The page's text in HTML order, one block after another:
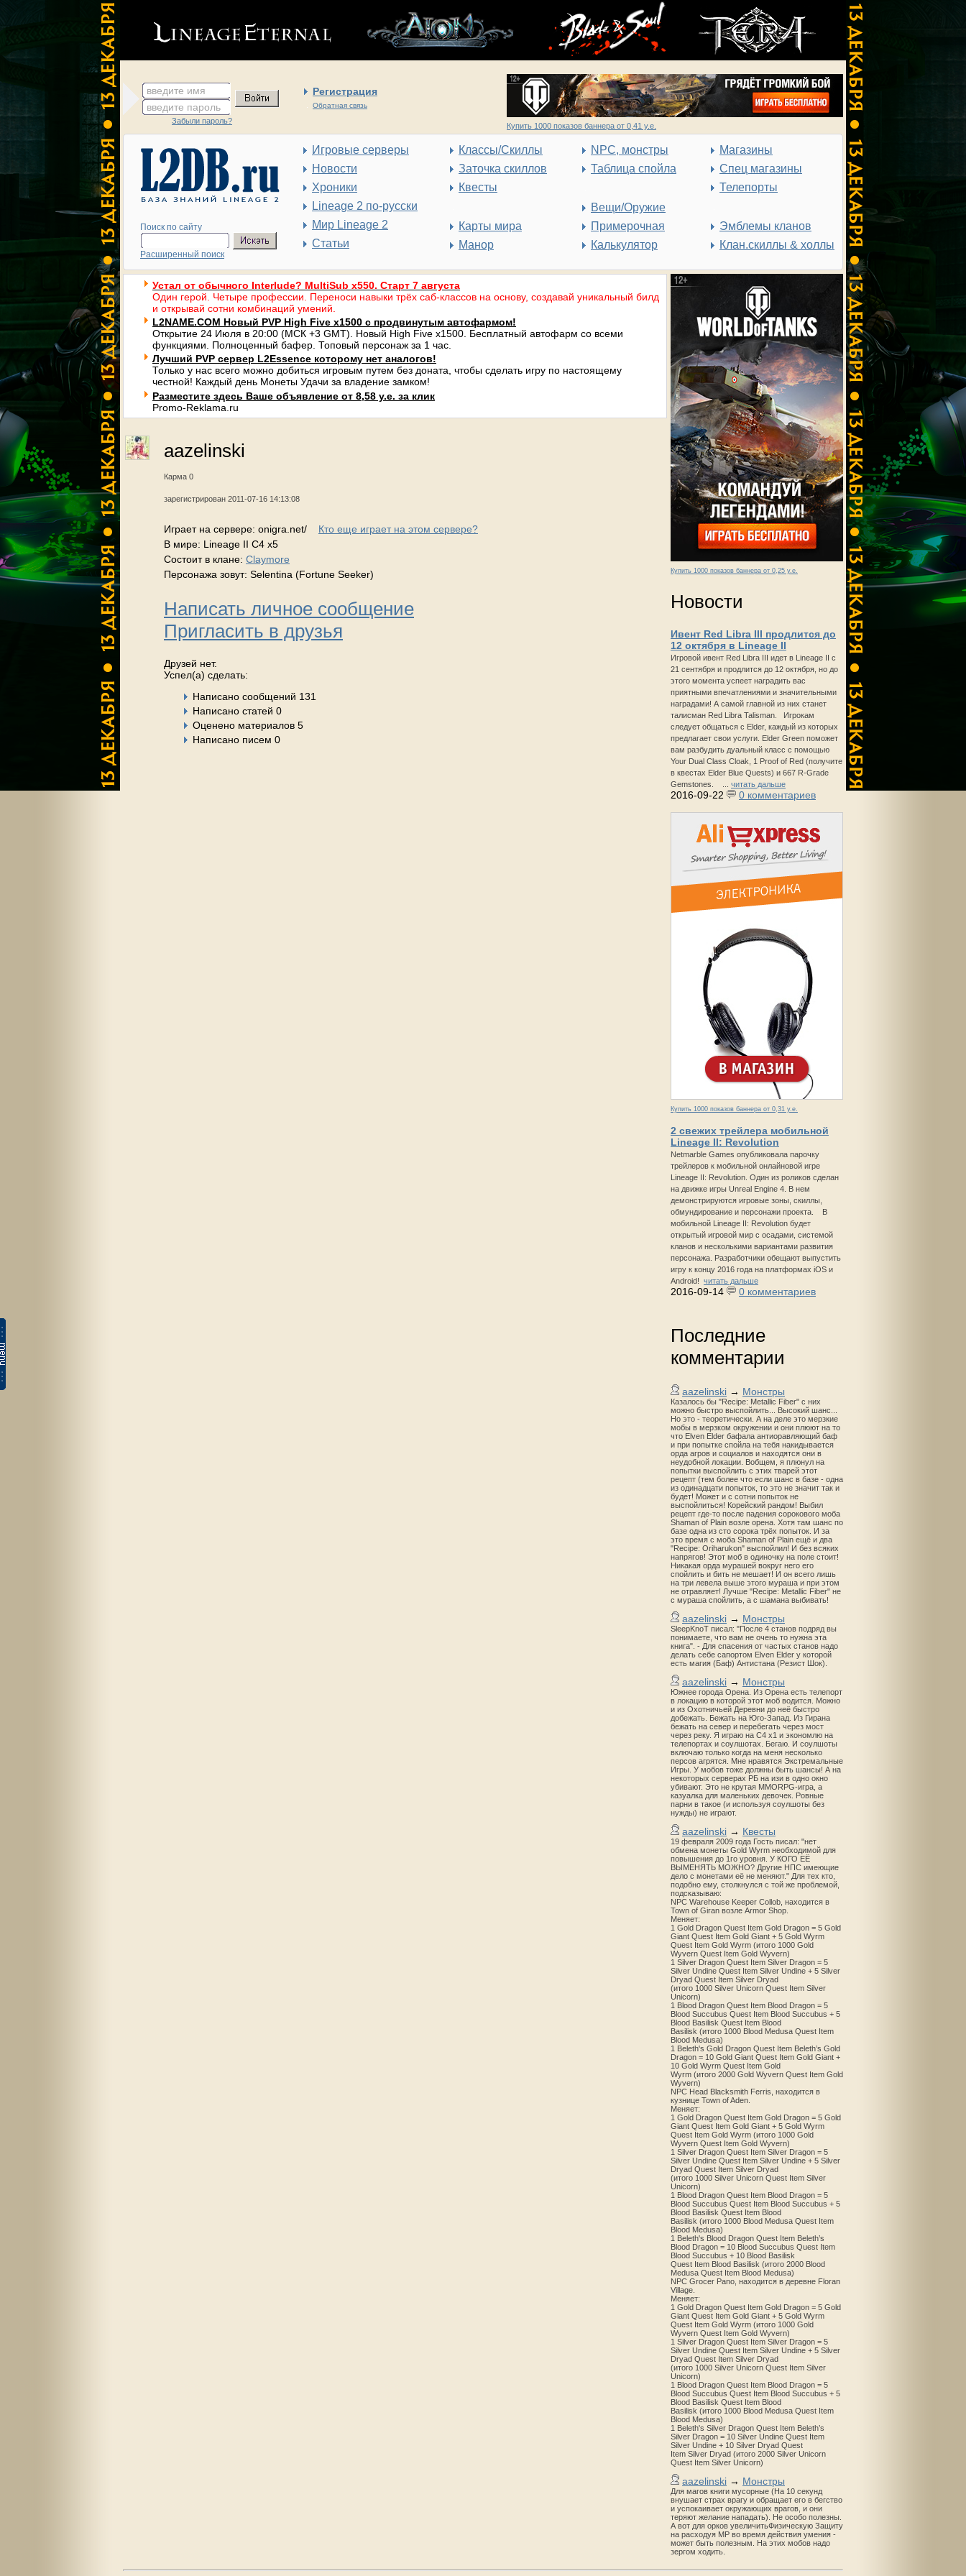
введите имя Регистрация
Обратная связь
введите пароль
Забыли пароль?
Купить 1000 показов баннера от 0,41 у.е.
Поиск по сайту
Расширенный поиск
Игровые серверы
Новости
Хроники
Lineage 2 по-русски
Мир Lineage 2
Статьи
Классы/Скиллы
Заточка скиллов
Квесты
Карты мира
Манор
NPC, монстры
Таблица спойла
Вещи/Оружие
Примерочная
Калькулятор
Магазины
Спец магазины
Телепорты
Эмблемы кланов
Клан.скиллы & холлы
Купить 1000 показов баннера от 0,25 у.е.
Новости
Ивент Red Libra III продлится до
12 октября в Lineage II
Игровой ивент Red Libra III идет в Lineage II с
21 сентября и продлится до 12 октября, но до
этого момента успеет наградить вас
приятными впечатлениями и значительными
наградами! А самой главной из них станет
талисман Red Libra Talisman. Игрокам
следует общаться с Elder, каждый из которых
предлагает свои услуги. Elder Green поможет
вам разбудить дуальный класс с помощью
Your Dual Class Cloak, 1 Proof of Red (получите
в квестах Elder Blue Quests) и 667 R-Grade
Gemstones. ... читать дальше
2016-09-22 0 комментариев
Купить 1000 показов баннера от 0,31 у.е.
2 свежих трейлера мобильной
Lineage II: Revolution
Netmarble Games опубликовала парочку
трейлеров к мобильной онлайновой игре
Lineage II: Revolution. Один из роликов сделан
на движке игры Unreal Engine 4. В нем
демонстрируются игровые зоны, скиллы,
обмундирование и персонажи проекта. В
мобильной Lineage II: Revolution будет
открытый игровой мир с осадами, системой
кланов и несколькими вариантами развития
персонажа. Разработчики обещают выпустить
игру к концу 2016 года на платформах iOS и
Android! читать дальше
2016-09-14 0 комментариев
Последние
комментарии
aazelinski → Монстры
Казалось бы "Recipe: Metallic Fiber" с них
можно быстро выспойлить... Высокий шанс...
Но это - теоретически. А на деле это мерзкие
мобы в мерзком окружении и они плюют на то
что Elven Elder бафала антиоравляющий баф
и при попытке спойла на тебя накидывается
орда агров и социалов и находятся они в
неудобной локации. Вобщем, я плюнул на
попытки выспойлить с этих тварей этот
рецепт (тем более что если шанс в базе - одна
из одинадцати попыток, то это не значит так и
будет! Может и с сотни попыток не
выспойлиться! Корейский рандом! Выбил
рецепт где-то после падения сорокового моба
Shaman of Plain возле орена. Хотя там шанс по
базе одна из сто сорока трёх попыток. И за
это время с моба Shaman of Plain ещё и два
"Recipe: Oriharukon" выспойлил! И без всяких
напрягов! Этот моб в одиночку на поле стоит!
Никакая орда мурашей вокруг него его
спойлить и бить не мешает! И он всего лишь
на три левела выше этого мураша и при этом
не отравляет! Лучше "Recipe: Metallic Fiber" не
с мураша спойлить, а с шамана выбивать!
aazelinski → Монстры
SleepKnoT писал: "После 4 станов подряд вы
понимаете, что вам не очень то нужна эта
книга". - Для спасения от частых станов надо
делать себе сапортом Elven Elder у которой
есть магия (Баф) Антистана (Резист Шок).
aazelinski → Монстры
Южнее города Орена. Из Орена есть телепорт
в локацию в которой этот моб водится. Можно
и из Охотничьей Деревни до неё быстро
добежать. Бежать на Юго-Запад. Из Гирана
бежать на север и перебегать через мост
через реку. Я играю на С4 х1 и экономлю на
телепортах и соулшотах. Бегаю. И соулшоты
включаю только когда на меня несколько
персов агрятся. Мне нравятся Экстремальные
Игры. У мобов тоже должны быть шансы! А на
некоторых серверах РБ на изи в одно окно
убивают. Это не крутая MMORPG-игра, а
казуалка для маленьких девочек. Ровные
парни в такое (и используя соулшоты без
нужды) не играют.
aazelinski → Квесты
19 февраля 2009 года Гость писал: "нет
обмена монеты Gold Wyrm необходимой для
повышения до 1го уровня. У КОГО ЕЁ
ВЫМЕНЯТЬ МОЖНО? Другие НПС имеющие
дело с монетами её не меняют." Для тех кто,
подобно ему, столкнулся с той же проблемой,
подсказываю:
NPC Warehouse Keeper Collob, находится в
Town of Giran возле Armor Shop.
Меняет:
1 Gold Dragon Quest Item Gold Dragon = 5 Gold
Giant Quest Item Gold Giant + 5 Gold Wyrm
Quest Item Gold Wyrm (итого 1000 Gold
Wyvern Quest Item Gold Wyvern)
1 Silver Dragon Quest Item Silver Dragon = 5
Silver Undine Quest Item Silver Undine + 5 Silver
Dryad Quest Item Silver Dryad
(итого 1000 Silver Unicorn Quest Item Silver
Unicorn)
1 Blood Dragon Quest Item Blood Dragon = 5
Blood Succubus Quest Item Blood Succubus + 5
Blood Basilisk Quest Item Blood
Basilisk (итого 1000 Blood Medusa Quest Item
Blood Medusa)
1 Beleth's Gold Dragon Quest Item Beleth’s Gold
Dragon = 10 Gold Giant Quest Item Gold Giant +
10 Gold Wyrm Quest Item Gold
Wyrm (итого 2000 Gold Wyvern Quest Item Gold
Wyvern)
NPC Head Blacksmith Ferris, находится в
кузнице Town of Aden.
Меняет:
1 Gold Dragon Quest Item Gold Dragon = 5 Gold
Giant Quest Item Gold Giant + 5 Gold Wyrm
Quest Item Gold Wyrm (итого 1000 Gold
Wyvern Quest Item Gold Wyvern)
1 Silver Dragon Quest Item Silver Dragon = 5
Silver Undine Quest Item Silver Undine + 5 Silver
Dryad Quest Item Silver Dryad
(итого 1000 Silver Unicorn Quest Item Silver
Unicorn)
1 Blood Dragon Quest Item Blood Dragon = 5
Blood Succubus Quest Item Blood Succubus + 5
Blood Basilisk Quest Item Blood
Basilisk (итого 1000 Blood Medusa Quest Item
Blood Medusa)
1 Beleth's Blood Dragon Quest Item Beleth’s
Blood Dragon = 10 Blood Succubus Quest Item
Blood Succubus + 10 Blood Basilisk
Quest Item Blood Basilisk (итого 2000 Blood
Medusa Quest Item Blood Medusa)
NPC Grocer Pano, находится в деревне Floran
Village.
Меняет:
1 Gold Dragon Quest Item Gold Dragon = 5 Gold
Giant Quest Item Gold Giant + 5 Gold Wyrm
Quest Item Gold Wyrm (итого 1000 Gold
Wyvern Quest Item Gold Wyvern)
1 Silver Dragon Quest Item Silver Dragon = 5
Silver Undine Quest Item Silver Undine + 5 Silver
Dryad Quest Item Silver Dryad
(итого 1000 Silver Unicorn Quest Item Silver
Unicorn)
1 Blood Dragon Quest Item Blood Dragon = 5
Blood Succubus Quest Item Blood Succubus + 5
Blood Basilisk Quest Item Blood
Basilisk (итого 1000 Blood Medusa Quest Item
Blood Medusa)
1 Beleth's Silver Dragon Quest Item Beleth’s
Silver Dragon = 10 Silver Undine Quest Item
Silver Undine + 10 Silver Dryad Quest
Item Silver Dryad (итого 2000 Silver Unicorn
Quest Item Silver Unicorn)
aazelinski → Монстры
Для магов книги мусорные (На 10 секунд
внушает страх врагу и обращает его в бегство
и успокаивает окружающих врагов, и они
теряют желание нападать). Не особо полезны.
А вот для орков увеличитьФизическую Защиту
на расходуя MP во время действия умения -
может быть полезным. На этих мобов надо
зергом ходить.
Устал от обычного Interlude? MultiSub x550. Старт 7 августа
Один герой. Четыре профессии. Переноси навыки трёх саб-классов на основу, создавай уникальный билд
и открывай сотни комбинаций умений.
L2NAME.COM Новый PVP High Five x1500 с продвинутым автофармом!
Открытие 24 Июля в 20:00 (МСК +3 GMT). Новый High Five x1500. Бесплатный автофарм со всеми
функциями. Полноценный бафер. Топовый персонаж за 1 час.
Лучший PVP сервер L2Essence которому нет аналогов!
Только у нас всего можно добиться игровым путем без доната, чтобы сделать игру по настоящему
честной! Каждый день Монеты Удачи за владение замком!
Разместите здесь Ваше объявление от 8,58 у.е. за клик
Promo-Reklama.ru
aazelinski
Карма 0
зарегистрирован 2011-07-16 14:13:08
Играет на сервере: onigra.net/ Кто еще играет на этом сервере?
В мире: Lineage II C4 x5
Состоит в клане: Claymore
Персонажа зовут: Selentina (Fortune Seeker)
Написать личное сообщение
Пригласить в друзья
Друзей нет.
Успел(а) сделать:
Написано сообщений 131
Написано статей 0
Оценено материалов 5
Написано писем 0